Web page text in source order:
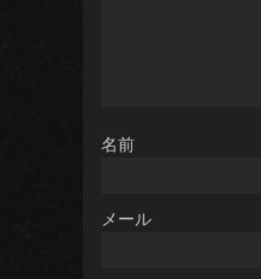
名前
メール